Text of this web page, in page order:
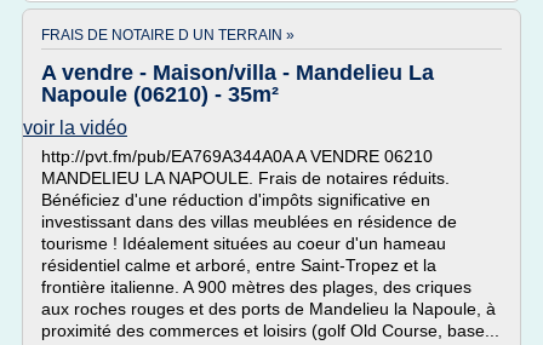
FRAIS DE NOTAIRE D UN TERRAIN »
A vendre - Maison/villa - Mandelieu La
Napoule (06210) - 35m²
voir la vidéo
http://pvt.fm/pub/EA769A344A0A A VENDRE 06210
MANDELIEU LA NAPOULE. Frais de notaires réduits.
Bénéficiez d'une réduction d'impôts significative en
investissant dans des villas meublées en résidence de
tourisme ! Idéalement situées au coeur d'un hameau
résidentiel calme et arboré, entre Saint-Tropez et la
frontière italienne. A 900 mètres des plages, des criques
aux roches rouges et des ports de Mandelieu la Napoule, à
proximité des commerces et loisirs (golf Old Course, base...